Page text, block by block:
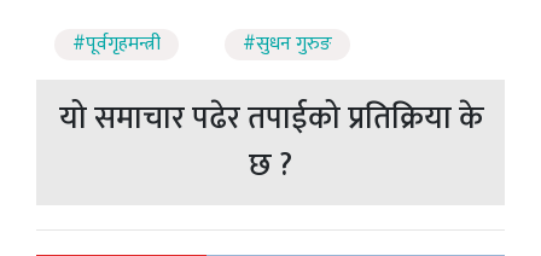
#पूर्वगृहमन्त्री #सुधन गुरुङ
यो समाचार पढेर तपाईको प्रतिक्रिया के
छ ?